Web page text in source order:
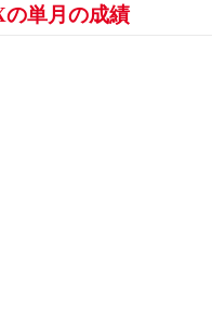
の単月の成績